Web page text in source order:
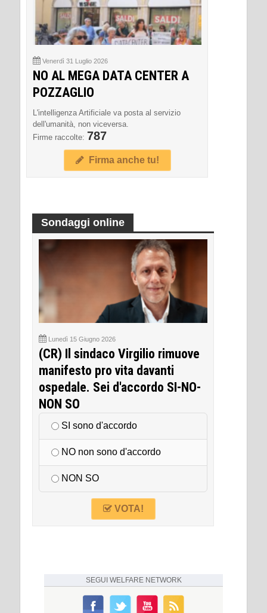
Venerdì 31 Luglio 2026
NO AL MEGA DATA CENTER A
POZZAGLIO
L'intelligenza Artificiale va posta al servizio
dell'umanità, non viceversa.
Firme raccolte: 787
Firma anche tu!
Sondaggi online
Lunedì 15 Giugno 2026
(CR) Il sindaco Virgilio rimuove
manifesto pro vita davanti
ospedale. Sei d'accordo SI-NO-
NON SO
SI sono d'accordo
NO non sono d'accordo
NON SO
VOTA!
SEGUI WELFARE NETWORK